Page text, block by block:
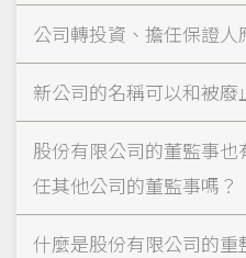
公司轉投資、擔任保證人
新公司的名稱可以和被廢
股份有限公司的董監事
任其他公司的董監事嗎？
什麼是股份有限公司的